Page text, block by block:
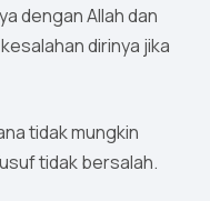
dengan Allah dan
dirinya jika
tidak mungkin
tidak bersalah.